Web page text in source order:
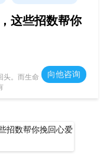
这些招数帮你
头。而生命
向他咨询